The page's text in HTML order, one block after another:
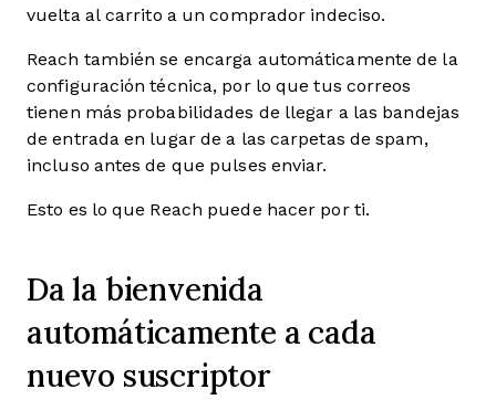
vuelta al carrito a un comprador indeciso.
Reach también se encarga automáticamente de la
configuración técnica, por lo que tus correos
tienen más probabilidades de llegar a las bandejas
de entrada en lugar de a las carpetas de spam,
incluso antes de que pulses enviar.
Esto es lo que Reach puede hacer por ti.
Da la bienvenida
automáticamente a cada
nuevo suscriptor